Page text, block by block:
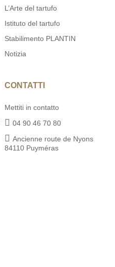
L’Arte del tartufo
Istituto del tartufo
Stabilimento PLANTIN
Notizia
CONTATTI
Mettiti in contatto
04 90 46 70 80
Ancienne route de Nyons
84110 Puyméras